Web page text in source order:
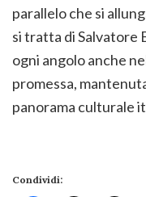
parallelo che si
si tratta di Salvatore
ogni angolo anche
promessa,
panorama culturale
Condividi: